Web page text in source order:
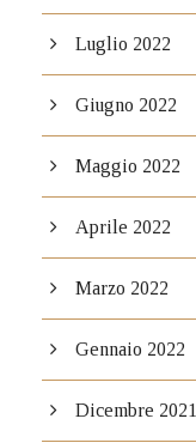
Luglio 2022
Giugno 2022
Maggio 2022
Aprile 2022
Marzo 2022
Gennaio 2022
Dicembre 2021